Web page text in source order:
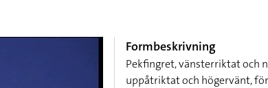
Formbeskrivning
Pekfingret, vänsterriktat och
uppåtriktat och högervänt,